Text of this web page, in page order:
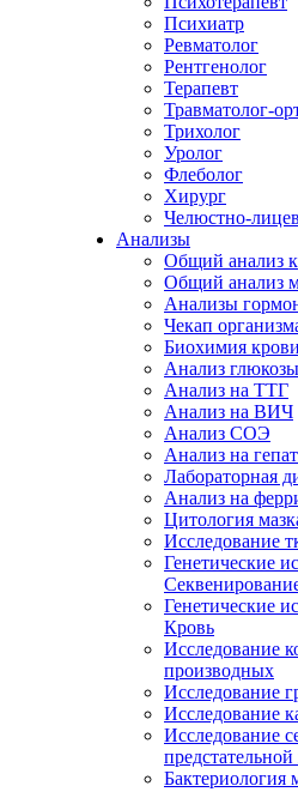
Психиатр
Ревматолог
Рентгенолог
Терапевт
Травматолог-
Трихолог
Уролог
Флеболог
Хирург
Челюстно-
Анализы
Общий анализ
Общий анализ
Анализы
Чекап
Биохимия крови
Анализ
Анализ на ТТГ
Анализ на ВИЧ
Анализ СОЭ
Анализ на
Лабораторная
Анализ на
Цитология
Исследование
Генетические
Генетические
Кровь
Исследование
производных
Исследование
Исследование
Исследование
Бактериология